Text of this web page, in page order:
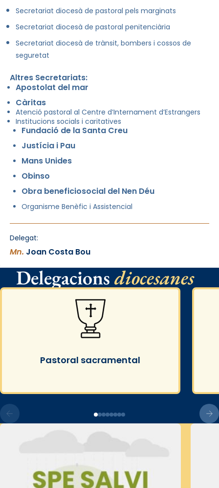
Secretariat diocesà de pastoral pels marginats
Secretariat diocesà de pastoral penitenciària
Secretariat diocesà de trànsit, bombers i cossos de
seguretat
Altres Secretariats:
Apostolat del mar
Càritas
Atenció pastoral al Centre d’Internament d’Estrangers
Institucions socials i caritatives
Fundació de la Santa Creu
Justícia i Pau
Mans Unides
Obinso
Obra beneficiosocial del Nen Déu
Organisme Benèfic i Assistencial
Delegat:
Mn. Joan Costa Bou
Delegacionsdiocesanes
Pastoral sacramental